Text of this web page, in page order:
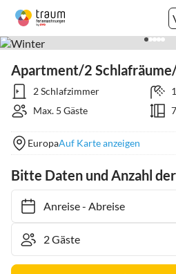
Apartment/2
2 Schlafzimmer
Max. 5 Gäste
EuropaAuf Karte anzeigen
Bitte Daten und Anzahl
Anreise- Abreise